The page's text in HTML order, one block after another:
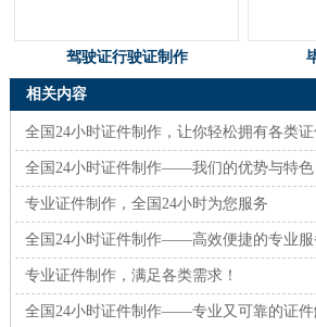
驾驶证行驶证制作
相关内容
全国24小时证件制作，让你轻松拥有各类
全国24小时证件制作——我们的优势与特色
专业证件制作，全国24小时为您服务
全国24小时证件制作——高效便捷的专业服
专业证件制作，满足各类需求！
全国24小时证件制作——专业又可靠的证件